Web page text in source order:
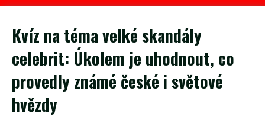
Kvíz na téma velké skandály
celebrit: Úkolem je uhodnout, co
provedly známé české i světové
hvězdy